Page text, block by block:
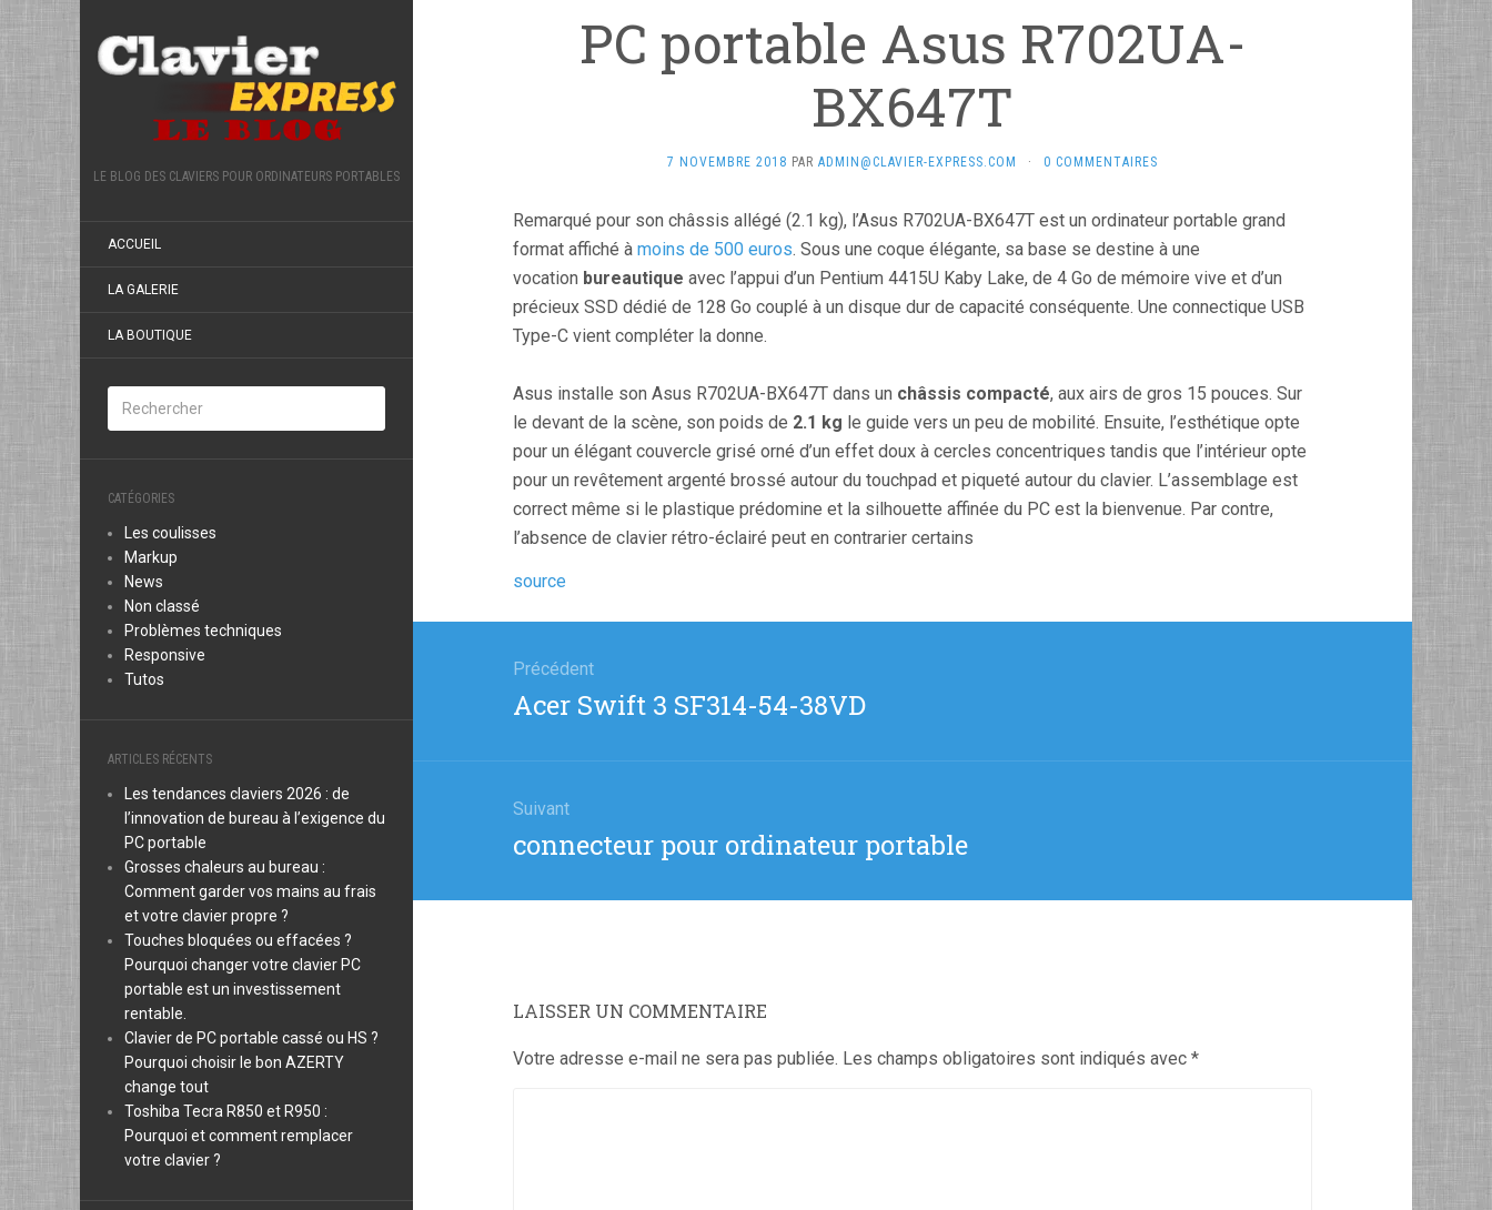
LE BLOG DES CLAVIERS POUR ORDINATEURS PORTABLES
ACCUEIL
LA GALERIE
LA BOUTIQUE
CATÉGORIES
Les coulisses
Markup
News
Non classé
Problèmes techniques
Responsive
Tutos
ARTICLES RÉCENTS
Les tendances claviers 2026 : de
l’innovation de bureau à l’exigence du
PC portable
Grosses chaleurs au bureau :
Comment garder vos mains au frais
et votre clavier propre ?
Touches bloquées ou effacées ?
Pourquoi changer votre clavier PC
portable est un investissement
rentable.
Clavier de PC portable cassé ou HS ?
Pourquoi choisir le bon AZERTY
change tout
Toshiba Tecra R850 et R950 :
Pourquoi et comment remplacer
votre clavier ?
PC portable Asus R702UA-
BX647T
7 NOVEMBRE 2018 PAR ADMIN@CLAVIER-EXPRESS.COM · 0 COMMENTAIRES
Remarqué pour son châssis allégé (2.1 kg), l’Asus R702UA-BX647T est un ordinateur portable grand
format affiché à moins de 500 euros. Sous une coque élégante, sa base se destine à une
vocation bureautique avec l’appui d’un Pentium 4415U Kaby Lake, de 4 Go de mémoire vive et d’un
précieux SSD dédié de 128 Go couplé à un disque dur de capacité conséquente. Une connectique USB
Type-C vient compléter la donne.
Asus installe son Asus R702UA-BX647T dans un châssis compacté, aux airs de gros 15 pouces. Sur
le devant de la scène, son poids de 2.1 kg le guide vers un peu de mobilité. Ensuite, l’esthétique opte
pour un élégant couvercle grisé orné d’un effet doux à cercles concentriques tandis que l’intérieur opte
pour un revêtement argenté brossé autour du touchpad et piqueté autour du clavier. L’assemblage est
correct même si le plastique prédomine et la silhouette affinée du PC est la bienvenue. Par contre,
l’absence de clavier rétro-éclairé peut en contrarier certains
source
l’article
Précédent
Article
Acer Swift 3 SF314-54-38VD
Suivant
Article
connecteur pour ordinateur portable
LAISSER UN COMMENTAIRE
Votre adresse e-mail ne sera pas publiée. Les champs obligatoires sont indiqués avec *